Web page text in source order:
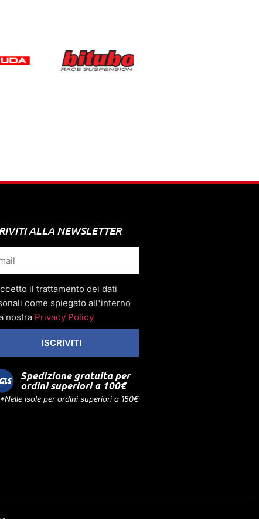
ALLA NEWSLETTER
il trattamento dei dati
come spiegato all'interno
nostra Privacy Policy
ISCRIVITI
Spedizione gratuita per
ordini superiori a 100€
*Nelle isole per ordini superiori a 150€